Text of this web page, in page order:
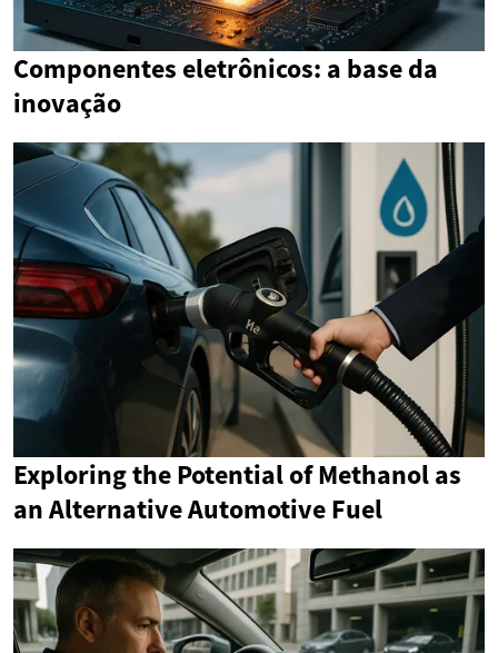
Componentes eletrônicos: a base da
inovação
Exploring the Potential of Methanol as
an Alternative Automotive Fuel